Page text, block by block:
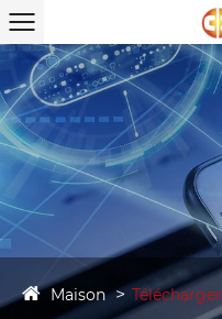
Maison Télécharger